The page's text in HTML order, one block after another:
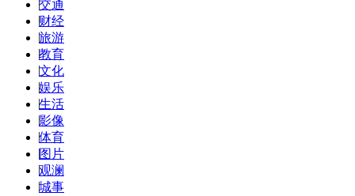
|交通
|财经
|旅游
|教育
|文化
|娱乐
|生活
|影像
|体育
|图片
|观澜
|城事